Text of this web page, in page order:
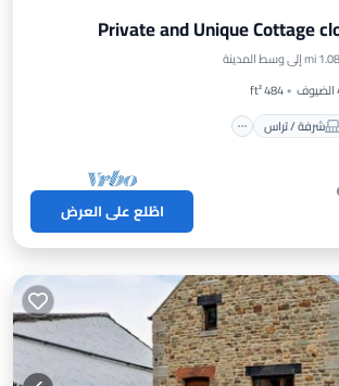
Private and Unique Cottage
1.08 mi إلى وسط المدينة
484 ft²
شرفة / تراس
شرفة / تراس
مطبخ
اطّلع على العرض